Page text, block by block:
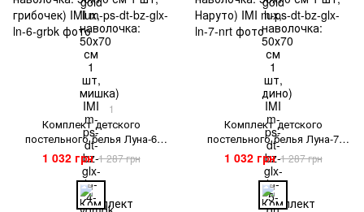
1
Комплект детского
постельного белья Луна-6
(полуторный, бязь gold lux,
наволочка: 50х70 см 1 шт,
грибочек) IMI
1 032 грн 1 287 грн
Комплект детского
постельного белья Луна-7
(полуторный, бязь gold lux,
наволочка: 50х70 см 1 шт,
Наруто) IMI
1 032 грн 1 287 грн